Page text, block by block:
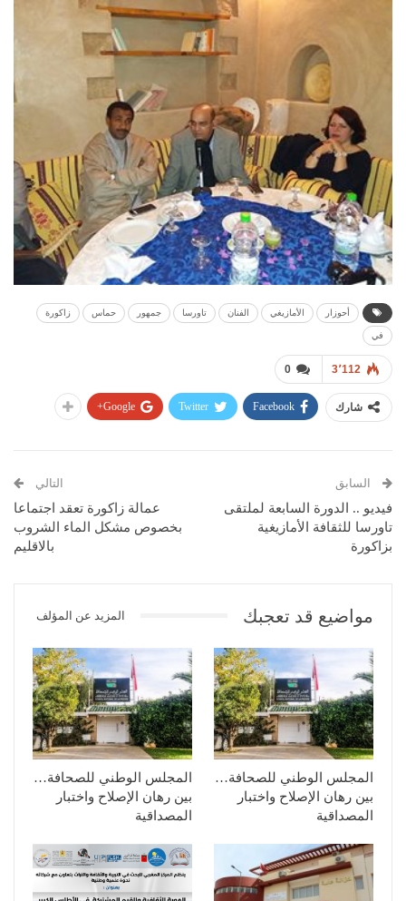
أحوزار الأمازيغي الفنان تاورسا جمهور حماس زاكورة
في
0 3٬112
شارك Facebook
Twitter
Google+
السابق
فيديو .. الدورة السابعة لملتقى
تاورسا للثقافة الأمازيغية
بزاكورة
التالي
عمالة زاكورة تعقد اجتماعا
بخصوص مشكل الماء الشروب
بالاقليم
مواضيع قد تعجبك المزيد عن المؤلف
المجلس الوطني للصحافة…
بين رهان الإصلاح واختبار
المصداقية
المجلس الوطني للصحافة…
بين رهان الإصلاح واختبار
المصداقية